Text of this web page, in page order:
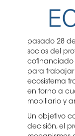
pasado 28
socios del
cofinanciado
para
ecosistema
en torno a
mobiliario y
Un objetivo
decisión, el